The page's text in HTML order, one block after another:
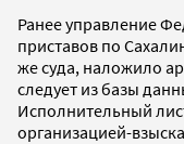
Ранее управление
приставов по
же суда, наложило
следует из базы
Исполнительный
организацией-